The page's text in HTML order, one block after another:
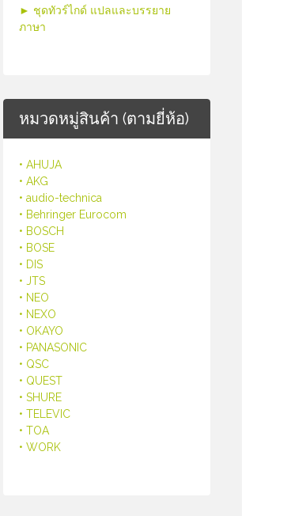
► ชุดทัวร์ไกด์ แปลและบรรยาย
ภาษา
หมวดหมู่สินค้า (ตามยี่ห้อ)
• AHUJA
• AKG
• audio-technica
• Behringer Eurocom
• BOSCH
• BOSE
• DIS
• JTS
• NEO
• NEXO
• OKAYO
• PANASONIC
• QSC
• QUEST
• SHURE
• TELEVIC
• TOA
• WORK